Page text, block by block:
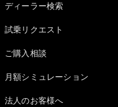
試乗リクエ
オンライン
ショールー
ム
Mini Van
ディーラー検索
試乗リクエスト
ご購入相談
月額シミュレーション
法人のお客様へ